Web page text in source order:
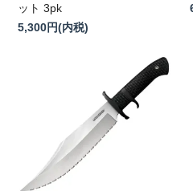
ット 3pk
5,300円(内税)